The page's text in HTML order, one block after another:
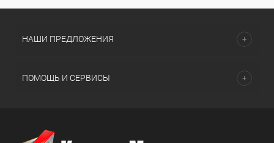
НАШИ ПРЕДЛОЖЕНИЯ
ПОМОЩЬ И СЕРВИСЫ